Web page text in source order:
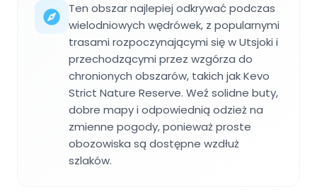
Ten obszar najlepiej odkrywać podczas
wielodniowych wędrówek, z popularnymi
trasami rozpoczynającymi się w Utsjoki i
przechodzącymi przez wzgórza do
chronionych obszarów, takich jak Kevo
Strict Nature Reserve. Weź solidne buty,
dobre mapy i odpowiednią odzież na
zmienne pogody, ponieważ proste
obozowiska są dostępne wzdłuż
szlaków.